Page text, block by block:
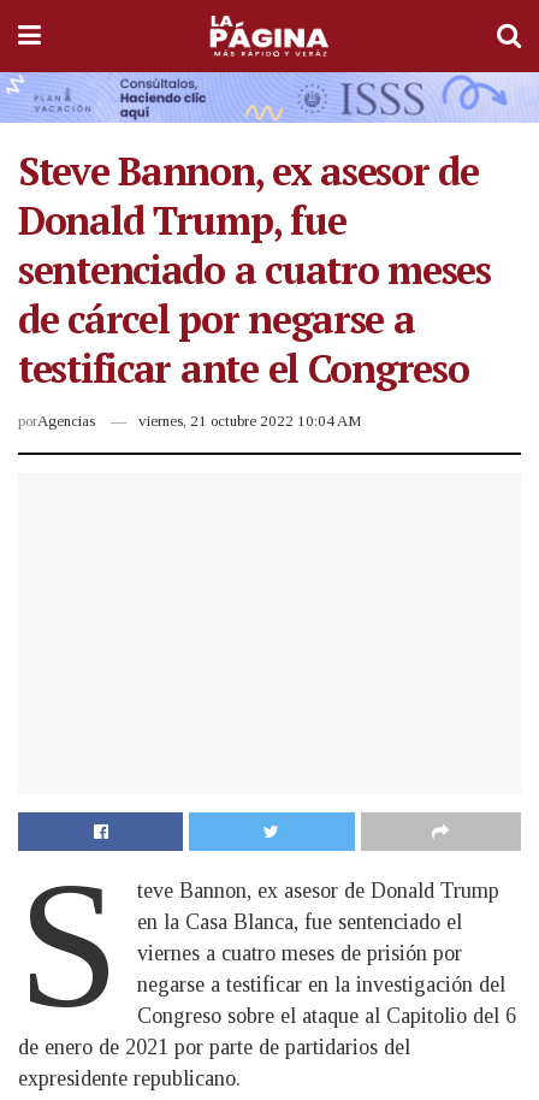
Steve Bannon, ex asesor de
Donald Trump, fue
sentenciado a cuatro meses
de cárcel por negarse a
testificar ante el Congreso
porAgencias viernes, 21 octubre 2022 10:04 AM
S
teve Bannon, ex asesor de Donald Trump
en la Casa Blanca, fue sentenciado el
viernes a cuatro meses de prisión por
negarse a testificar en la investigación del
Congreso sobre el ataque al Capitolio del 6
de enero de 2021 por parte de partidarios del
expresidente republicano.